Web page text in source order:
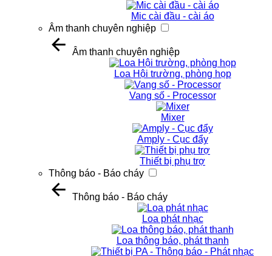
Mic cài đầu - cài áo
Âm thanh chuyên nghiệp
Âm thanh chuyên nghiệp
Loa Hội trường, phòng họp
Vang số - Processor
Mixer
Amply - Cục đẩy
Thiết bị phụ trợ
Thông báo - Báo cháy
Thông báo - Báo cháy
Loa phát nhạc
Loa thông báo, phát thanh